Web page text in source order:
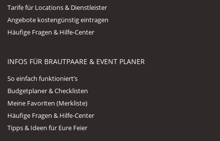
Tarife für Locations & Dienstleister
Angebote kostengünstig eintragen
Häufige Fragen & Hilfe-Center
INFOS FÜR BRAUTPAARE & EVENT PLANER
So einfach funktioniert’s
Budgetplaner & Checklisten
Meine Favoriten (Merkliste)
Häufige Fragen & Hilfe-Center
Tipps & Ideen für Eure Feier